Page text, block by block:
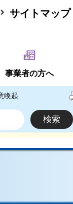
サイトマップ
事業者の方へ
喚起